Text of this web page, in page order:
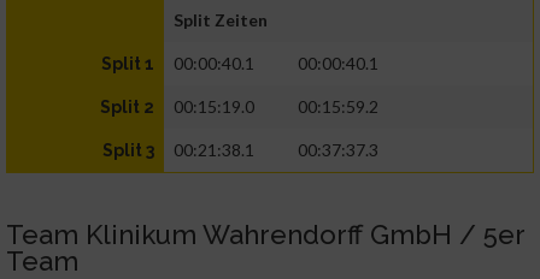
Split Zeiten
Split 1 00:00:40.1 00:00:40.1
Split 2 00:15:19.0 00:15:59.2
Split 3 00:21:38.1 00:37:37.3
Team Klinikum Wahrendorff GmbH / 5er
Team